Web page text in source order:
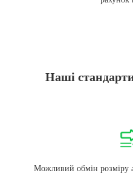
Наші
Можливий обмін розміру